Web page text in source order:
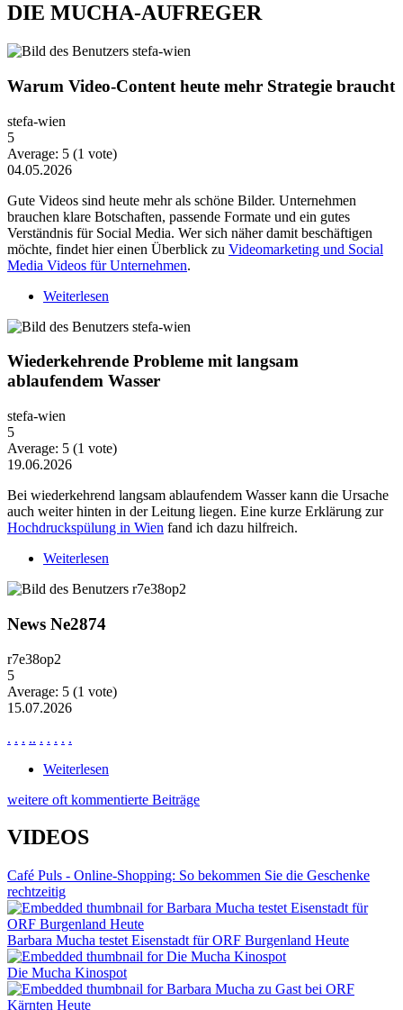
DIE MUCHA-AUFREGER
Warum Video-Content heute mehr Strategie braucht
stefa-wien
5
Average: 5 (1 vote)
04.05.2026
Gute Videos sind heute mehr als schöne Bilder. Unternehmen
brauchen klare Botschaften, passende Formate und ein gutes
Verständnis für Social Media. Wer sich näher damit beschäftigen
möchte, findet hier einen Überblick zu Videomarketing und Social
Media Videos für Unternehmen.
Weiterlesen
Wiederkehrende Probleme mit langsam
ablaufendem Wasser
stefa-wien
5
Average: 5 (1 vote)
19.06.2026
Bei wiederkehrend langsam ablaufendem Wasser kann die Ursache
auch weiter hinten in der Leitung liegen. Eine kurze Erklärung zur
Hochdruckspülung in Wien fand ich dazu hilfreich.
Weiterlesen
News Ne2874
r7e38op2
5
Average: 5 (1 vote)
15.07.2026
. . . .. . . . . .
Weiterlesen
weitere oft kommentierte Beiträge
VIDEOS
Café Puls - Online-Shopping: So bekommen Sie die Geschenke
rechtzeitig
Barbara Mucha testet Eisenstadt für ORF Burgenland Heute
Die Mucha Kinospot